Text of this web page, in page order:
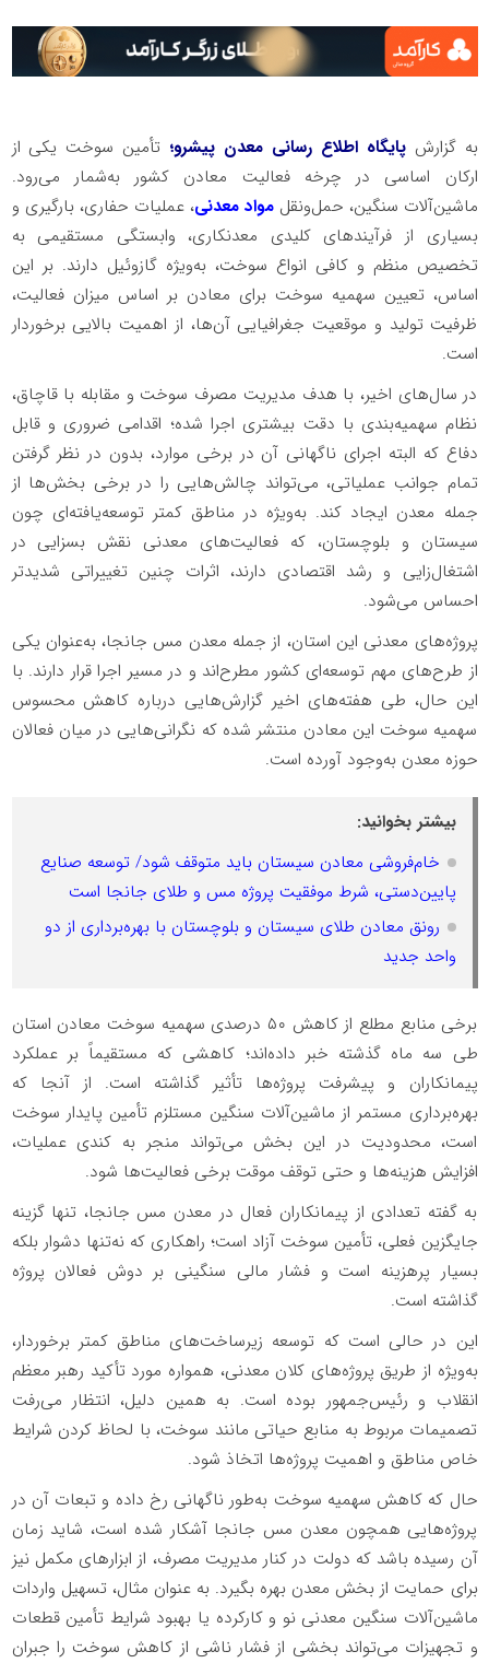
به گزارش پایگاه اطلاع رسانی معدن پیشرو؛ تأمین سوخت یکی از
ارکان اساسی در چرخه فعالیت معادن کشور به‌شمار می‌رود.
ماشین‌آلات سنگین، حمل‌ونقلمواد معدنی، عملیات حفاری، بارگیری و
بسیاری از فرآیندهای کلیدی معدنکاری، وابستگی مستقیمی به
تخصیص منظم و کافی انواع سوخت، به‌ویژه گازوئیل دارند. بر این
اساس، تعیین سهمیه سوخت برای معادن بر اساس میزان فعالیت،
ظرفیت تولید و موقعیت جغرافیایی آن‌ها، از اهمیت بالایی برخوردار
است.
در سال‌های اخیر، با هدف مدیریت مصرف سوخت و مقابله با قاچاق،
نظام سهمیه‌بندی با دقت بیشتری اجرا شده؛ اقدامی ضروری و قابل
دفاع که البته اجرای ناگهانی آن در برخی موارد، بدون در نظر گرفتن
تمام جوانب عملیاتی، می‌تواند چالش‌هایی را در برخی بخش‌ها از
جمله معدن ایجاد کند. به‌ویژه در مناطق کمتر توسعه‌یافته‌ای چون
سیستان و بلوچستان، که فعالیت‌های معدنی نقش بسزایی در
اشتغال‌زایی و رشد اقتصادی دارند، اثرات چنین تغییراتی شدیدتر
احساس می‌شود.
پروژه‌های معدنی این استان، از جمله معدن مس جانجا، به‌عنوان یکی
از طرح‌های مهم توسعه‌ای کشور مطرح‌اند و در مسیر اجرا قرار دارند. با
این حال، طی هفته‌های اخیر گزارش‌هایی درباره کاهش محسوس
سهمیه سوخت این معادن منتشر شده که نگرانی‌هایی در میان فعالان
حوزه معدن به‌وجود آورده است.
بیشتر بخوانید:
خام‌فروشی معادن سیستان باید متوقف شود/ توسعه صنایع
پایین‌دستی، شرط موفقیت پروژه مس و طلای جانجا است
رونق معادن طلای سیستان و بلوچستان با بهره‌برداری از دو
واحد جدید
برخی منابع مطلع از کاهش ۵۰ درصدی سهمیه سوخت معادن استان
طی سه ماه گذشته خبر داده‌اند؛ کاهشی که مستقیماً بر عملکرد
پیمانکاران و پیشرفت پروژه‌ها تأثیر گذاشته است. از آنجا که
بهره‌برداری مستمر از ماشین‌آلات سنگین مستلزم تأمین پایدار سوخت
است، محدودیت در این بخش می‌تواند منجر به کندی عملیات،
افزایش هزینه‌ها و حتی توقف موقت برخی فعالیت‌ها شود.
به گفته تعدادی از پیمانکاران فعال در معدن مس جانجا، تنها گزینه
جایگزین فعلی، تأمین سوخت آزاد است؛ راهکاری که نه‌تنها دشوار بلکه
بسیار پرهزینه است و فشار مالی سنگینی بر دوش فعالان پروژه
گذاشته است.
این در حالی است که توسعه زیرساخت‌های مناطق کمتر برخوردار،
به‌ویژه از طریق پروژه‌های کلان معدنی، همواره مورد تأکید رهبر معظم
انقلاب و رئیس‌جمهور بوده است. به همین دلیل، انتظار می‌رفت
تصمیمات مربوط به منابع حیاتی مانند سوخت، با لحاظ کردن شرایط
خاص مناطق و اهمیت پروژه‌ها اتخاذ شود.
حال که کاهش سهمیه سوخت به‌طور ناگهانی رخ داده و تبعات آن در
پروژه‌هایی همچون معدن مس جانجا آشکار شده است، شاید زمان
آن رسیده باشد که دولت در کنار مدیریت مصرف، از ابزارهای مکمل نیز
برای حمایت از بخش معدن بهره بگیرد. به عنوان مثال، تسهیل واردات
ماشین‌آلات سنگین معدنی نو و کارکرده یا بهبود شرایط تأمین قطعات
و تجهیزات می‌تواند بخشی از فشار ناشی از کاهش سوخت را جبران